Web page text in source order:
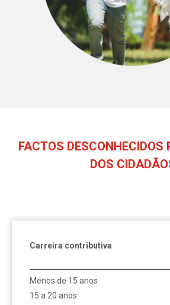
FACTOS DESCONHECIDOS
DOS
Carreira contributiva
Menos de 15 anos
15 a 20 anos